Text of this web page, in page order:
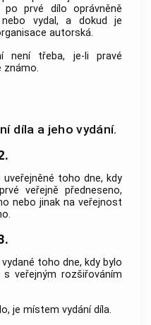
prvé dílo oprávněně
vydal, a dokud je
autorská.
není třeba, je-li pravé
známo.
díla a jeho vydání.
uveřejněné toho dne, kdy
veřejně předneseno,
nebo jinak na veřejnost
toho dne, kdy bylo
veřejným rozšiřováním
je místem vydání díla.